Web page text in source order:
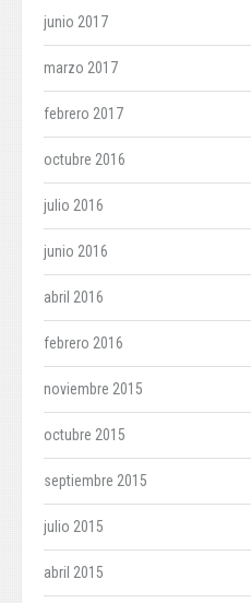
junio 2017
marzo 2017
febrero 2017
octubre 2016
julio 2016
junio 2016
abril 2016
febrero 2016
noviembre 2015
octubre 2015
septiembre 2015
julio 2015
abril 2015